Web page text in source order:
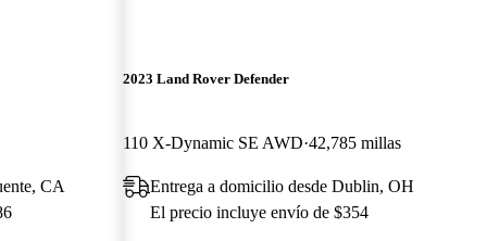
CA
2023 Land Rover Defender
110 X-Dynamic SE AWD 42,785 millas
Entrega a domicilio desde Dublin, OH
El precio incluye envío de $354